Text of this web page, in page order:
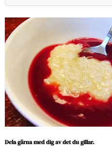
Dela gärna med dig av det du gillar.